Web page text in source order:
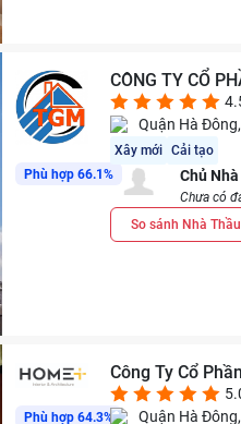
Phù hợp 66.1%
CÔNG TY CỔ
Quận Hà
Xây mới Cải tạo
Chủ
Chưa có
So sánh Nhà Thầu
Phù hợp 64.3%
Công Ty Cổ
Quận Hà